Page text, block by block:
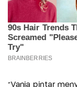
“Vania pintar